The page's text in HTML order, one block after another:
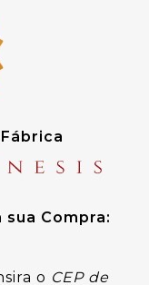
Compra:
o CEP de